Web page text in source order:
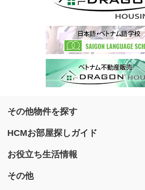
その他物件を探す
HCMお部屋探しガイド
お役立ち生活情報
その他